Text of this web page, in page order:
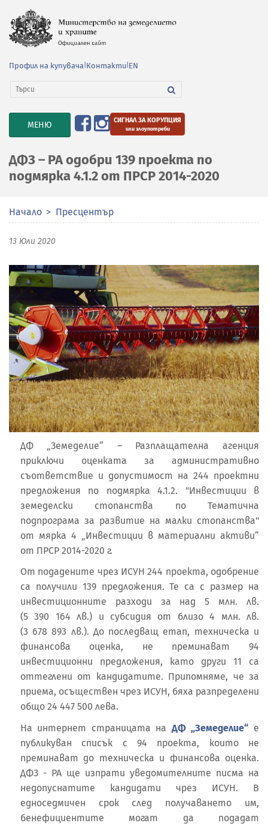
Профил на купувача Контакти EN
TOGGLE
NAVIGATION
МЕНЮ СИГНАЛ ЗА КОРУПЦИЯ
или злоупотреби
ДФЗ – РА одобри 139 проекта по
подмярка 4.1.2 от ПРСР 2014-2020
Начало Пресцентър
13 Юли 2020
ДФ „Земеделие“ – Разплащателна агенция
приключи оценката за административно
съответствие и допустимост на 244 проектни
предложения по подмярка 4.1.2. "Инвестиции в
земеделски стопанства по Тематична
подпрограма за развитие на малки стопанства"
от мярка 4 „Инвестиции в материални активи“
от ПРСР 2014-2020 г.
От подадените чрез ИСУН 244 проекта, одобрение
са получили 139 предложения. Те са с размер на
инвестиционните разходи за над 5 млн. лв.
(5 390 164 лв.) и субсидия от близо 4 млн. лв.
(3 678 893 лв.). До последващ етап, техническа и
финансова оценка, не преминават 94
инвестиционни предложения, като други 11 са
оттеглени от кандидатите. Припомняме, че за
приема, осъществен чрез ИСУН, бяха разпределени
общо 24 447 500 лева.
На интернет страницата наДФ „Земеделие“ е
публикуван списък с 94 проекта, които не
преминават до техническа и финансова оценка.
ДФЗ - РА ще изпрати уведомителните писма на
недопуснатите кандидати чрез ИСУН. В
едноседмичен срок след получаването им,
бенефициентите могат да подадат